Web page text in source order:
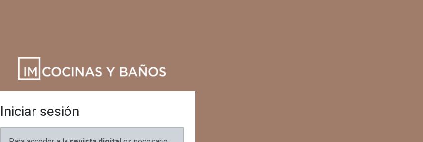
Iniciar sesión